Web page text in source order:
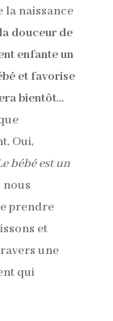
la naissance
douceur de
enfante un
et favorise
bientôt…
Oui,
bébé est un
nous
prendre
et
une
qui